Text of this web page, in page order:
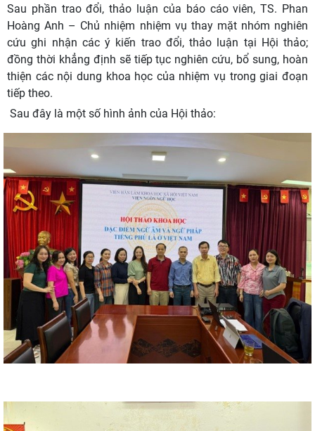
Sau phần trao đổi, thảo luận của báo cáo viên, TS. Phan
Hoàng Anh – Chủ nhiệm nhiệm vụ thay mặt nhóm nghiên
cứu ghi nhận các ý kiến trao đổi, thảo luận tại Hội thảo;
đồng thời khẳng định sẽ tiếp tục nghiên cứu, bổ sung, hoàn
thiện các nội dung khoa học của nhiệm vụ trong giai đoạn
tiếp theo.
Sau đây là một số hình ảnh của Hội thảo: